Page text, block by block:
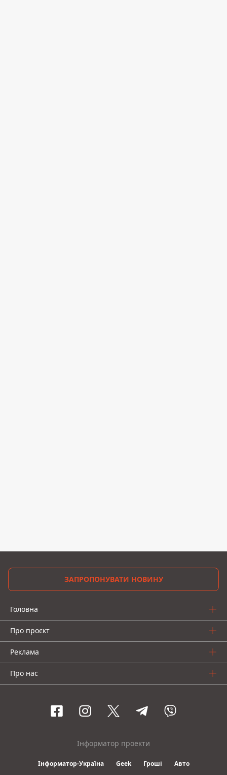
ЗАПРОПОНУВАТИ НОВИНУ
Головна
Про проєкт
Реклама
Про нас
Інформатор проекти
Інформатор-Україна Geek Гроші Авто